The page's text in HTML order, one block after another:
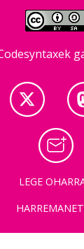
LEGE